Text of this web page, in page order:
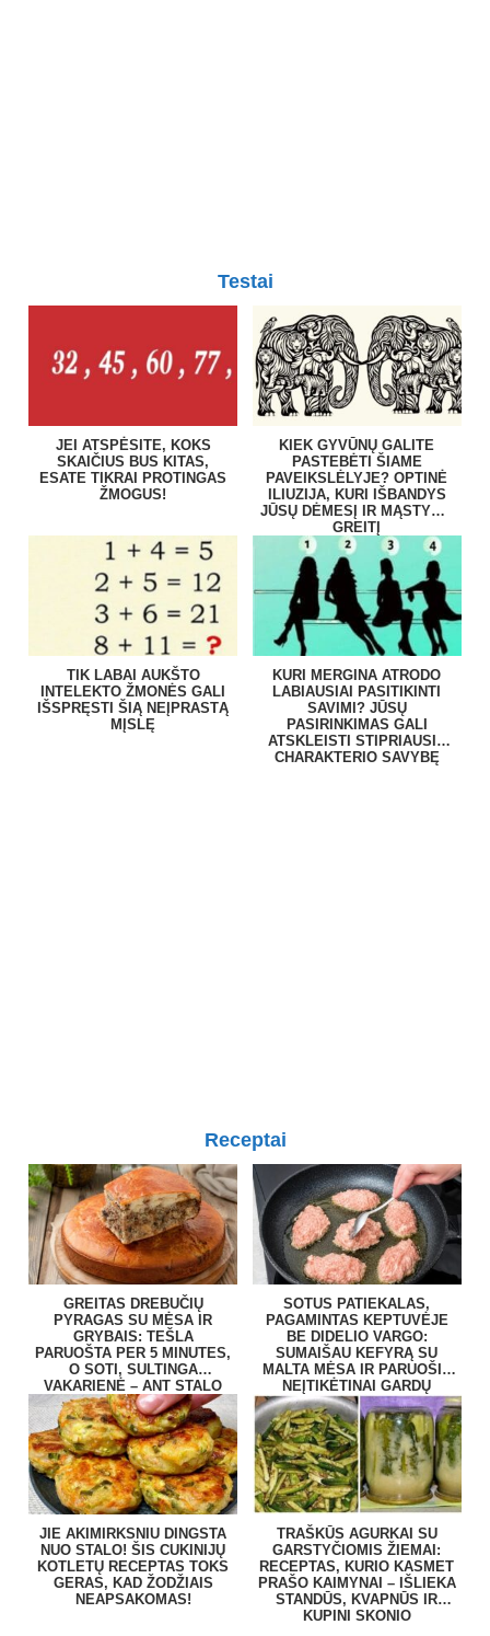
Testai
JEI ATSPĖSITE, KOKS
SKAIČIUS BUS KITAS,
ESATE TIKRAI PROTINGAS
ŽMOGUS!
KIEK GYVŪNŲ GALITE
PASTEBĖTI ŠIAME
PAVEIKSLĖLYJE? OPTINĖ
ILIUZIJA, KURI IŠBANDYS
JŪSŲ DĖMESĮ IR MĄSTYMO
GREITĮ
TIK LABAI AUKŠTO
INTELEKTO ŽMONĖS GALI
IŠSPRĘSTI ŠIĄ NEĮPRASTĄ
MĮSLĘ
KURI MERGINA ATRODO
LABIAUSIAI PASITIKINTI
SAVIMI? JŪSŲ
PASIRINKIMAS GALI
ATSKLEISTI STIPRIAUSIĄ
CHARAKTERIO SAVYBĘ
Receptai
GREITAS DREBUČIŲ
PYRAGAS SU MĖSA IR
GRYBAIS: TEŠLA
PARUOŠTA PER 5 MINUTES,
O SOTI, SULTINGA
VAKARIENĖ – ANT STALO
BE VARGO
SOTUS PATIEKALAS,
PAGAMINTAS KEPTUVĖJE
BE DIDELIO VARGO:
SUMAIŠAU KEFYRĄ SU
MALTA MĖSA IR PARUOŠIU
NEĮTIKĖTINAI GARDŲ
PATIEKALĄ
JIE AKIMIRKSNIU DINGSTA
NUO STALO! ŠIS CUKINIJŲ
KOTLETŲ RECEPTAS TOKS
GERAS, KAD ŽODŽIAIS
NEAPSAKOMAS!
TRAŠKŪS AGURKAI SU
GARSTYČIOMIS ŽIEMAI:
RECEPTAS, KURIO KASMET
PRAŠO KAIMYNAI – IŠLIEKA
STANDŪS, KVAPNŪS IR
KUPINI SKONIO